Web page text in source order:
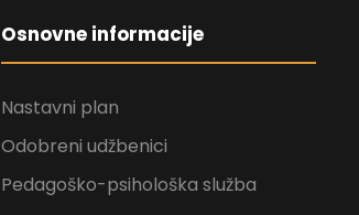
Osnovne informacije
Nastavni plan
Odobreni udžbenici
Pedagoško-psihološka služba